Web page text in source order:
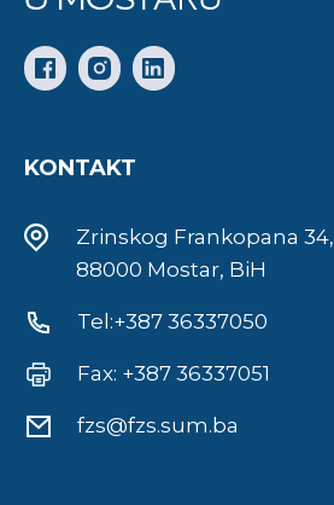
KONTAKT
Zrinskog Frankopana 34,
88000 Mostar, BiH
Tel:+387 36337050
Fax: +387 36337051
fzs@fzs.sum.ba